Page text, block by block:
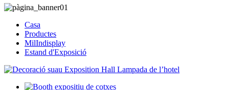
Casa
Productes
MilIndisplay
Estand d'Exposició